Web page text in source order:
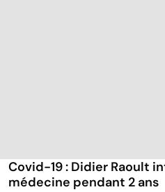
Covid-19 : Didier Raoult
médecine pendant 2 ans